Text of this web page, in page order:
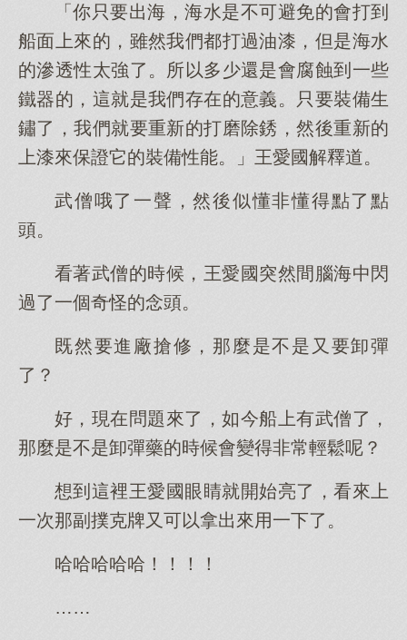
「你只要出海，海水是不可避免的會打到
船面上來的，雖然我們都打過油漆，但是海水
的滲透性太強了。所以多少還是會腐蝕到一些
鐵器的，這就是我們存在的意義。只要裝備生
鏽了，我們就要重新的打磨除銹，然後重新的
上漆來保證它的裝備性能。」王愛國解釋道。
武僧哦了一聲，然後似懂非懂得點了點
頭。
看著武僧的時候，王愛國突然間腦海中閃
過了一個奇怪的念頭。
既然要進廠搶修，那麼是不是又要卸彈
了？
好，現在問題來了，如今船上有武僧了，
那麼是不是卸彈藥的時候會變得非常輕鬆呢？
想到這裡王愛國眼睛就開始亮了，看來上
一次那副撲克牌又可以拿出來用一下了。
哈哈哈哈哈！！！！
……